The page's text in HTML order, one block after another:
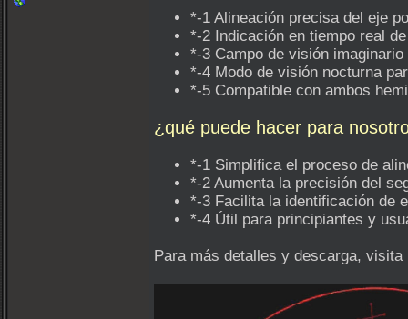
*-1 Alineación precisa del eje
*-2 Indicación en tiempo real
*-3 Campo de visión
*-4 Modo de visión nocturna
*-5 Compatible con ambos
¿qué puede hacer para
*-1 Simplifica el proceso de
*-2 Aumenta la precisión del
*-3 Facilita la identificación de
*-4 Útil para principiantes y
Para más detalles y descarga,